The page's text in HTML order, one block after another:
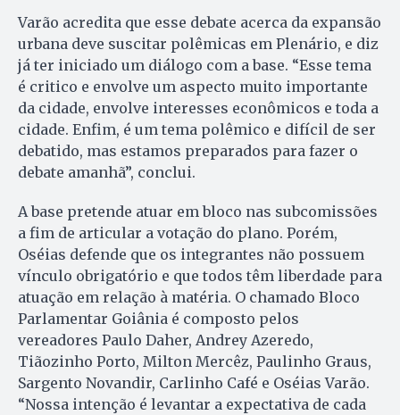
Varão acredita que esse debate acerca da expansão
urbana deve suscitar polêmicas em Plenário, e diz
já ter iniciado um diálogo com a base. “Esse tema
é critico e envolve um aspecto muito importante
da cidade, envolve interesses econômicos e toda a
cidade. Enfim, é um tema polêmico e difícil de ser
debatido, mas estamos preparados para fazer o
debate amanhã”, conclui.
A base pretende atuar em bloco nas subcomissões
a fim de articular a votação do plano. Porém,
Oséias defende que os integrantes não possuem
vínculo obrigatório e que todos têm liberdade para
atuação em relação à matéria. O chamado Bloco
Parlamentar Goiânia é composto pelos
vereadores Paulo Daher, Andrey Azeredo,
Tiãozinho Porto, Milton Mercêz, Paulinho Graus,
Sargento Novandir, Carlinho Café e Oséias Varão.
“Nossa intenção é levantar a expectativa de cada